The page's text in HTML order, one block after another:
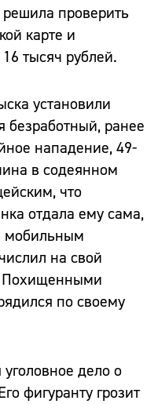
проверить
карте и
тысяч рублей.
установили
безработный, ранее
нападение, 49-
в содеянном
что
отдала ему сама,
мобильным
на свой
Похищенными
по своему
дело о
фигуранту грозит